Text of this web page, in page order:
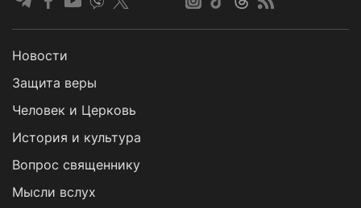
Новости
Защита веры
Человек и Церковь
История и культура
Вопрос священнику
Мысли вслух